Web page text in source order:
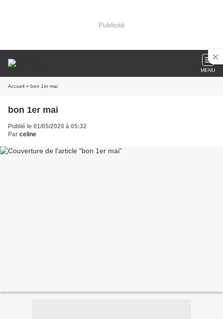
Publicité
MENU
Accueil » bon 1er mai
bon 1er mai
Publié le 01/05/2020 à 05:32
Par celine